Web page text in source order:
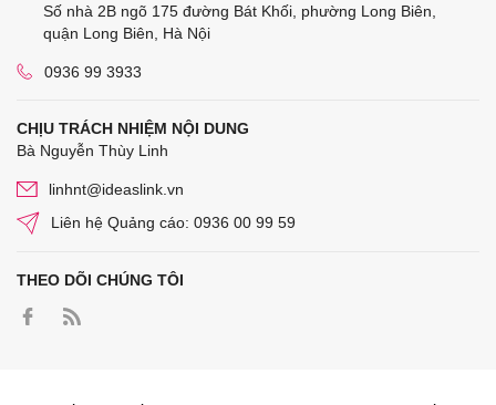
Số nhà 2B ngõ 175 đường Bát Khối, phường Long Biên,
quận Long Biên, Hà Nội
0936 99 3933
CHỊU TRÁCH NHIỆM NỘI DUNG
Bà Nguyễn Thùy Linh
linhnt@ideaslink.vn
Liên hệ Quảng cáo: 0936 00 99 59
THEO DÕI CHÚNG TÔI